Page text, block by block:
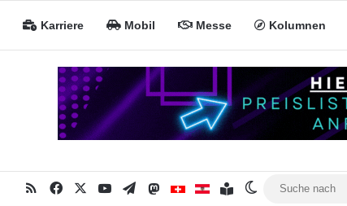
Karriere Mobil Messe Kolumnen
RSSFacebookYouTubeTelegramMastodonMiNa CHMiNa AT
Inhaltsverzeichnis
Skin umschalten